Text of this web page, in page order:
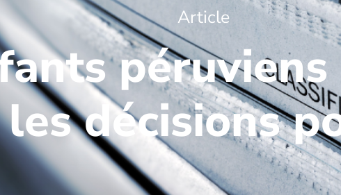
Article
les décisions